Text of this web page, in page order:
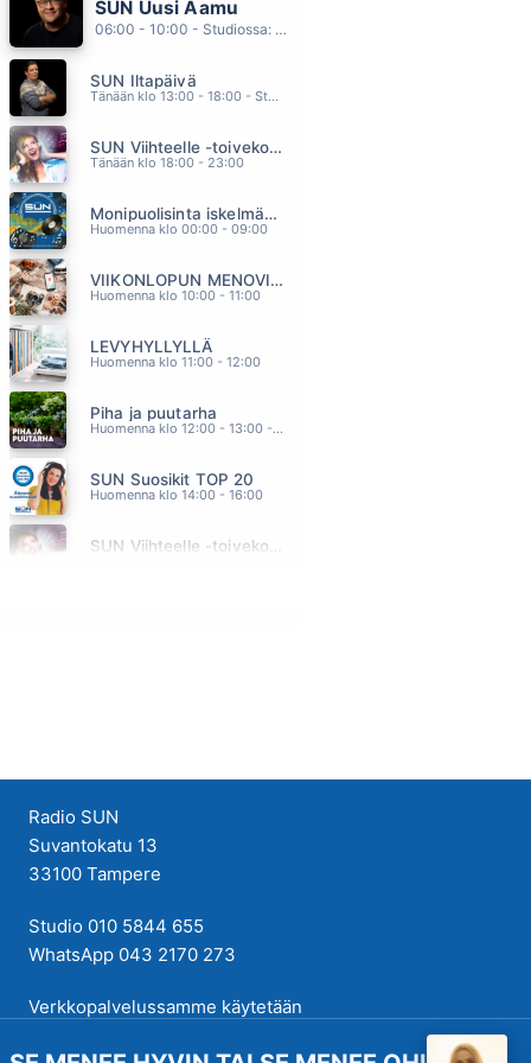
ELAKÖÖN
JA MÄ LAULAN
VERSOAVA JUURI
KAHDESTAAN
SUN Uusi Aamu
06:00 - 10:00 - Studiossa: Kimmo Hoivassilta
SUN Iltapäivä
Tänään klo 13:00 - 18:00 - Studiossa: Kaisu Lämsä
SUN Viihteelle -toivekonsertti
Tänään klo 18:00 - 23:00
Monipuolisinta iskelmää ja parasta poppia
Huomenna klo 00:00 - 09:00
VIIKONLOPUN MENOVINKIT
Huomenna klo 10:00 - 11:00
LEVYHYLLYLLÄ
Huomenna klo 11:00 - 12:00
Piha ja puutarha
Huomenna klo 12:00 - 13:00 - Studiossa: Pinsiön Taimisto
SUN Suosikit TOP 20
Huomenna klo 14:00 - 16:00
Radio SUN
Suvantokatu 13
33100 Tampere
Studio 010 5844 655
WhatsApp 043 2170 273
Verkkopalvelussamme käytetään